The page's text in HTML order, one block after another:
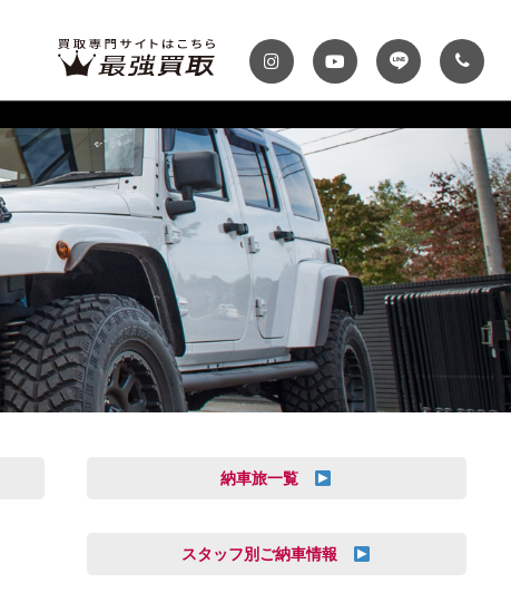
MINI Audi
MASERATI VOLVO
テナンスパック 自動車保険
車までの流れ 必要書類
ディテール
プランク千葉
スファクトリー
トップランク神戸
ROKKO i PARK
プランク・マガジン
納車旅一覧
スタッフ別ご納車情報